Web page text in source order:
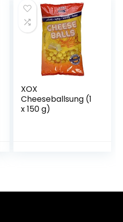
XOX
Cheeseballsung (1
x 150 g)